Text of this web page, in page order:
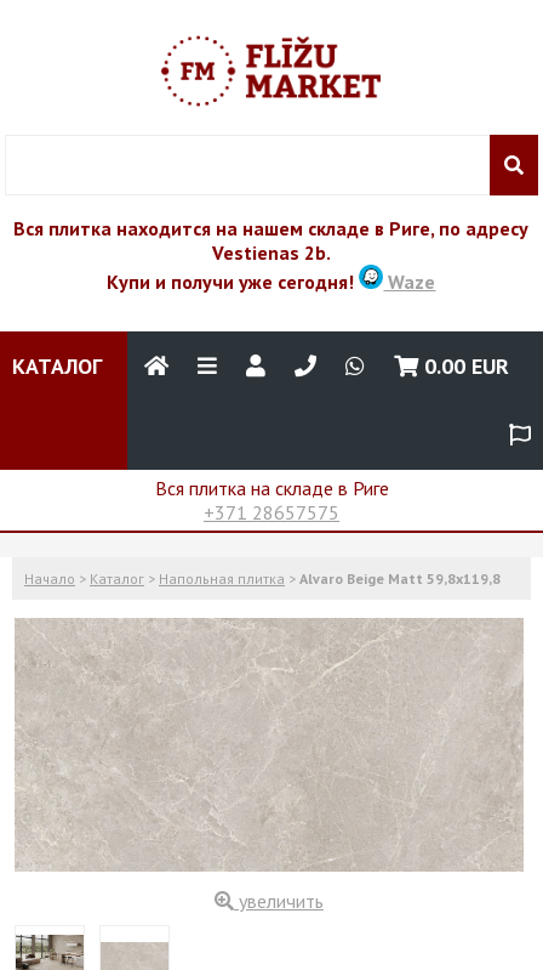
Вся плитка находится на нашем складе в Риге, по адресу
Vestienas 2b.
Купи и получи уже сегодня!
Waze
КАТАЛОГ 0.00 EUR
Вся плитка на складе в Риге
+371 28657575
Начало > Каталог > Напольная плитка > Alvaro Beige Matt 59,8x119,8
увеличить